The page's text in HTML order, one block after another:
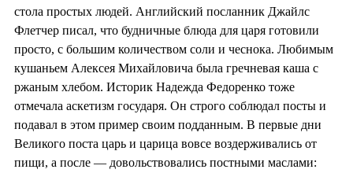
стола простых людей. Английский посланник Джайлс
Флетчер писал, что будничные блюда для царя готовили
просто, с большим количеством соли и чеснока. Любимым
кушаньем Алексея Михайловича была гречневая каша с
ржаным хлебом. Историк Надежда Федоренко тоже
отмечала аскетизм государя. Он строго соблюдал посты и
подавал в этом пример своим подданным. В первые дни
Великого поста царь и царица вовсе воздерживались от
пищи, а после — довольствовались постными маслами: